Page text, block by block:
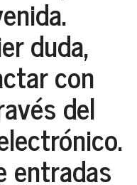
duda,
con
del
entradas